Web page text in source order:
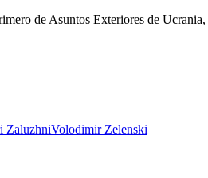
de Asuntos Exteriores de
ZaluzhniVolodimir Zelenski